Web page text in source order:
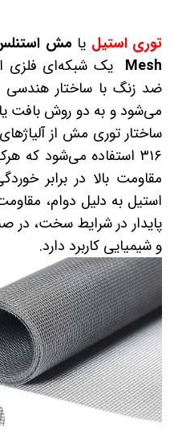
توری استیل یا
Mesh یک شبکه‌ای فلزی
ضد زنگ با ساختار هندسی
می‌شود و به دو روش بافت
۳۱۶ استفاده می‌شود که
مقاومت بالا در برابر
استیل به دلیل دوام،
پایدار در شرایط سخت، در
و شیمیایی کاربرد دارد.